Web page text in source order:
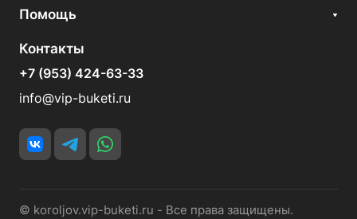
Помощь
Контакты
+7 (953) 424-63-33
info@vip-buketi.ru
© koroljov.vip-buketi.ru - Все права защищены.